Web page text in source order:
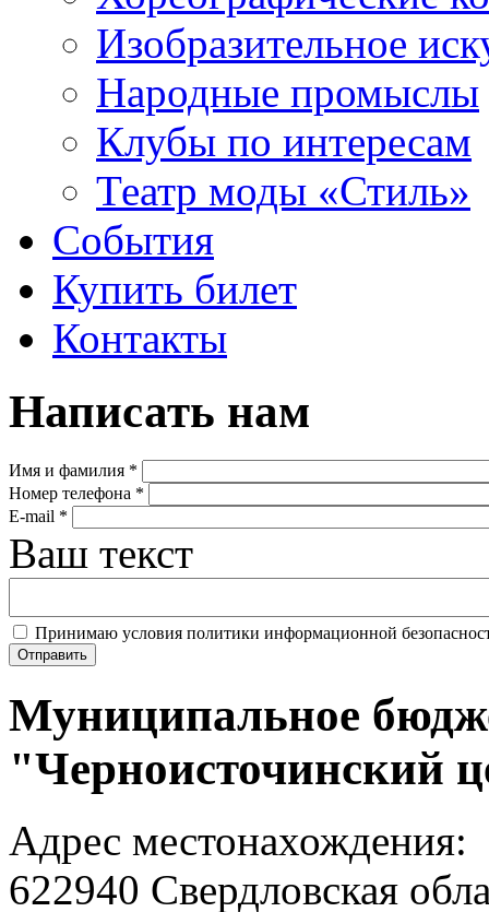
Изобразительное
Народные промыслы
Клубы по интересам
Театр моды «Стиль»
События
Купить билет
Контакты
Написать нам
Имя и фамилия *
Номер телефона *
E-mail *
Ваш текст
Принимаю условия политики информационной
Муниципальное
"Черноисточинский
Адрес местонахождения:
622940 Свердловская